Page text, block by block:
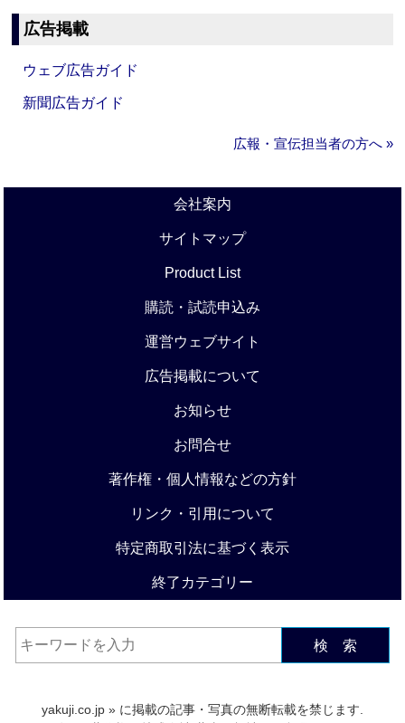
広告掲載
ウェブ広告ガイド
新聞広告ガイド
広報・宣伝担当者の方へ »
会社案内
サイトマップ
Product List
購読・試読申込み
運営ウェブサイト
広告掲載について
お知らせ
お問合せ
著作権・個人情報などの方針
リンク・引用について
特定商取引法に基づく表示
終了カテゴリー
検 索
yakuji.co.jp » に掲載の記事・写真の無断転載を禁じます.